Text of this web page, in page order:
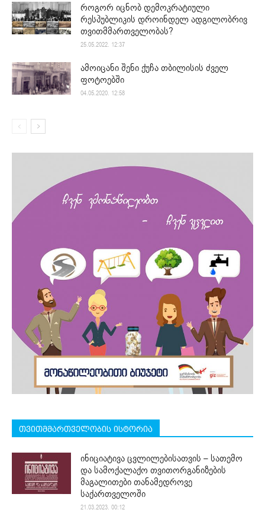
როგორ იცნობ დემოკრატიული
რესპუბლიკის დროინდელ ადგილობრივ
თვითმმართველობას?
25.05.2022. 12:37
ამოიცანი შენი ქუჩა თბილისის ძველ
ფოტოებში
04.05.2020. 12:58
თვითმმართველობის ისტორია
ინიციატივა ცვლილებისათვის – სათემო
და სამოქალაქო თვითორგანიზების
მაგალითები თანამედროვე
საქართველოში
21.03.2023. 00:12